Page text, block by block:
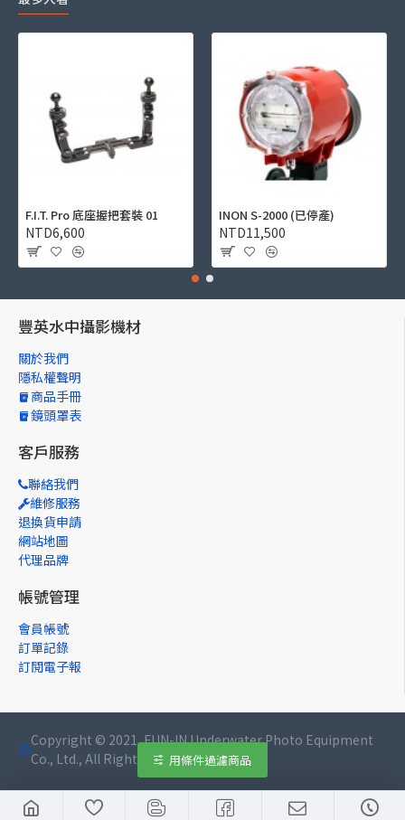
F.I.T. Pro 底座握把套裝 01
NTD6,600
INON S-2000 (已停產)
NTD11,500
豐英水中攝影機材
關於我們
隱私權聲明
商品手冊
鏡頭罩表
客戶服務
聯絡我們
維修服務
退換貨申請
網站地圖
代理品牌
帳號管理
會員帳號
訂單記錄
訂閱電子報
Copyright © 2021, FUN-IN Underwater Photo Equipment
Co., Ltd., All Rights Reserved用條件過濾商品